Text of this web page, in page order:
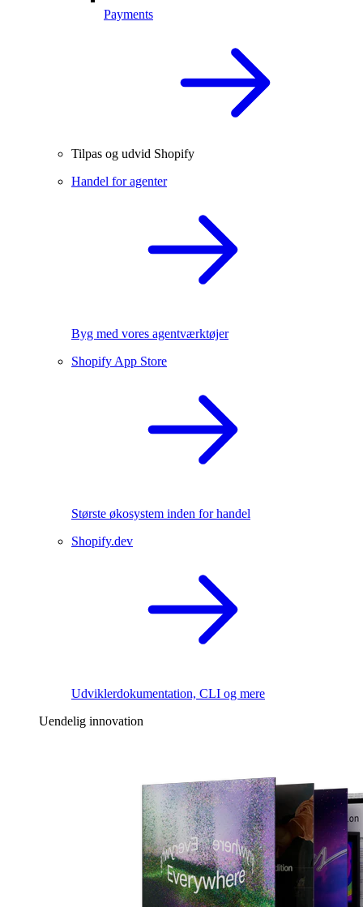
Payments
Tilpas og udvid Shopify
Handel for agenter
Byg med vores agentværktøjer
Shopify App Store
Største økosystem inden for handel
Shopify.dev
Udviklerdokumentation, CLI og mere
Uendelig innovation